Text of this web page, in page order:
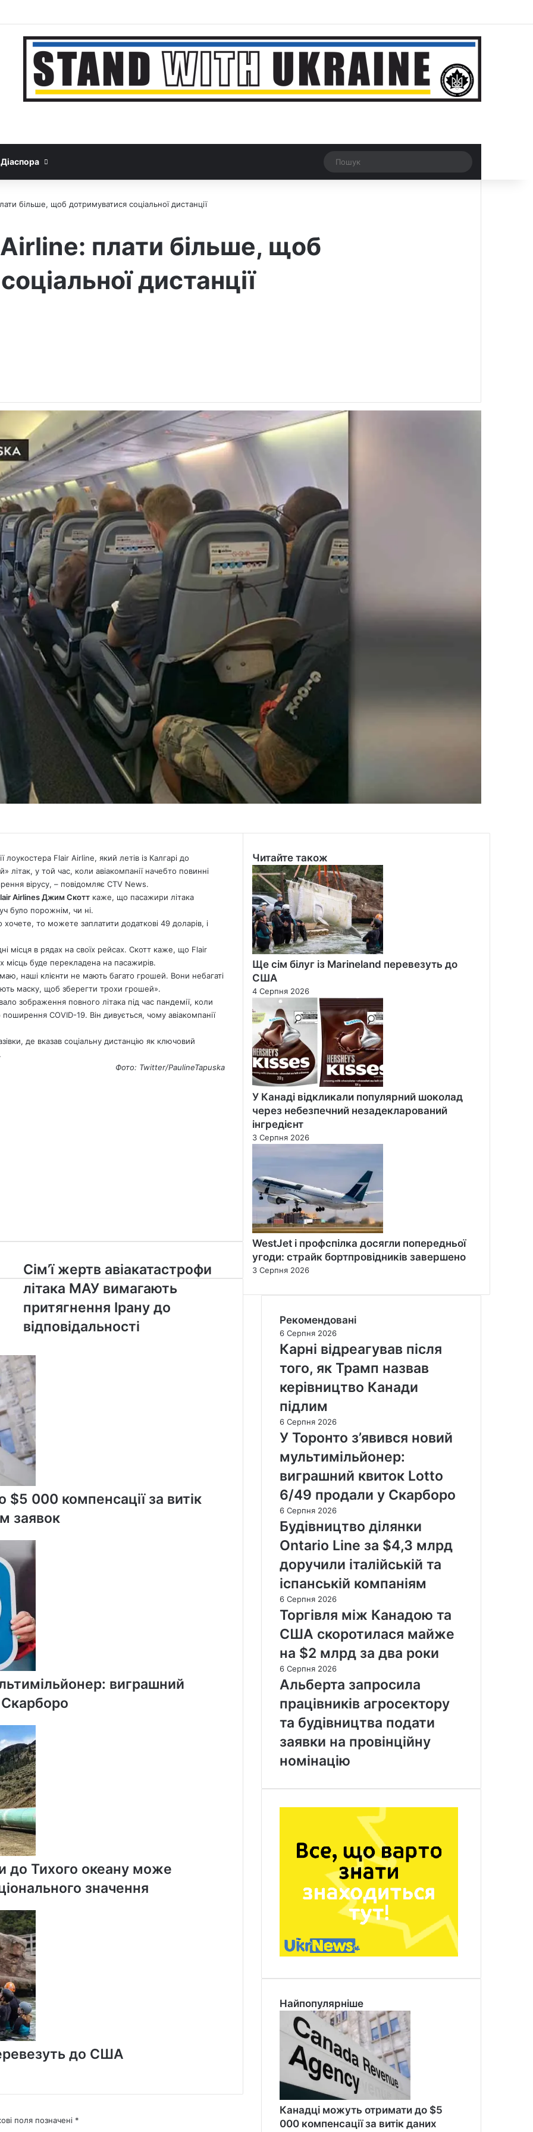
Google News
Threads
Діаспора Рандомна новина
Switch skin
більше, щоб дотримуватися соціальної дистанції
плати більше, щоб
дистанції
лоукостера Flair Airline, який летів із Калгарі до
літак, у той час, коли авіакомпанії начебто повинні
вірусу, – повідомляє CTV News.
Airlines Джим Скотткаже, що пасажири літака
було порожнім, чи ні.
то можете заплатити додаткові 49 доларів, і
місця в рядах на своїх рейсах. Скотт каже, що Flair
місць буде перекладена на пасажирів.
наші клієнти не мають багато грошей. Вони небагаті
маску, щоб зберегти трохи грошей».
зображення повного літака під час пандемії, коли
COVID-19. Він дивується, чому авіакомпанії
де вказав соціальну дистанцію як ключовий
Фото: Twitter/PaulineTapuska
Сім’ї
жертв
авіакатастрофи
літака
МАУ
вимагають
до
відповідальності
Сім’ї жертв авіакатастрофи
літака МАУ вимагають
притягнення Ірану до
відповідальності
000 компенсації за витік
заявок
виграшний
до Тихого океану може
значення
до США
поля позначені *
Читайте також
Close
Ще сім білуг із Marineland перевезуть до
США
4 Серпня 2026
У Канаді відкликали популярний шоколад
через небезпечний незадекларований
інгредієнт
3 Серпня 2026
WestJet і профспілка досягли попередньої
угоди: страйк бортпровідників завершено
3 Серпня 2026
Рекомендовані
6 Серпня 2026
Карні відреагував після
того, як Трамп назвав
керівництво Канади
підлим
6 Серпня 2026
У Торонто з’явився новий
мультимільйонер:
виграшний квиток Lotto
6/49 продали у Скарборо
6 Серпня 2026
Будівництво ділянки
Ontario Line за $4,3 млрд
доручили італійській та
іспанській компаніям
6 Серпня 2026
Торгівля між Канадою та
США скоротилася майже
на $2 млрд за два роки
6 Серпня 2026
Альберта запросила
працівників агросектору
та будівництва подати
заявки на провінційну
номінацію
Найпопулярніше
Канадці можуть отримати до $5
000 компенсації за витік даних